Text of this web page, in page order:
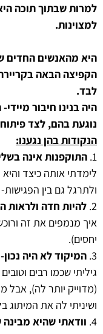
למרות שבתוך תוכה
למצוינות.
היא מהאנשים החדים
הקפיצה הבאה
לבד.
היה בנינו חיבור
נוגעת בהם, לצד
הנקודות בהן נגענו:
1. התוקפנות אינה
לימדתי אותה כיצד
ולתרגל גם בין
2. להיות חדה ולראות
איך מנמפים את זה
יחסים).
3. המיקוד לא היה נכון-
גיליתי שכמו רבים
(מדוייק יותר לה),
ושיניתי לה את המיתוג
4. וודאתי שהיא